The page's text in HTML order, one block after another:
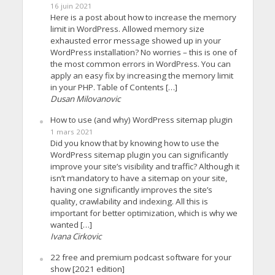
16 juin 2021
Here is a post about how to increase the memory
limit in WordPress. Allowed memory size
exhausted error message showed up in your
WordPress installation? No worries – this is one of
the most common errors in WordPress. You can
apply an easy fix by increasing the memory limit
in your PHP. Table of Contents […]
Dusan Milovanovic
How to use (and why) WordPress sitemap plugin
1 mars 2021
Did you know that by knowing how to use the
WordPress sitemap plugin you can significantly
improve your site’s visibility and traffic? Although it
isn’t mandatory to have a sitemap on your site,
having one significantly improves the site’s
quality, crawlability and indexing. All this is
important for better optimization, which is why we
wanted […]
Ivana Cirkovic
22 free and premium podcast software for your
show [2021 edition]